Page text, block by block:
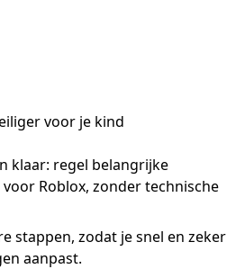
voor je kind
klaar: regel belangrijke
Roblox, zonder technische
stappen, zodat je snel en zeker
aanpast.